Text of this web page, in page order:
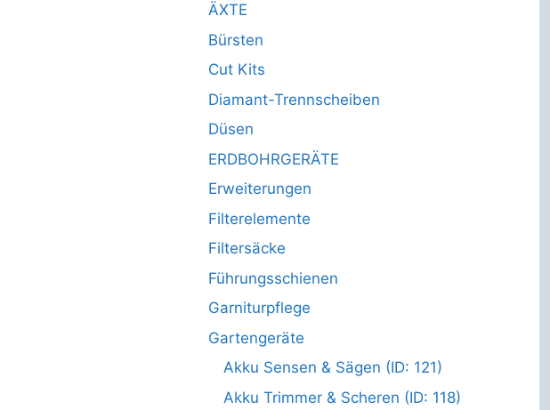
ÄXTE
Bürsten
Cut Kits
Diamant-Trennscheiben
Düsen
ERDBOHRGERÄTE
Erweiterungen
Filterelemente
Filtersäcke
Führungsschienen
Garniturpflege
Gartengeräte
Akku Sensen & Sägen (ID: 121)
Akku Trimmer & Scheren (ID: 118)